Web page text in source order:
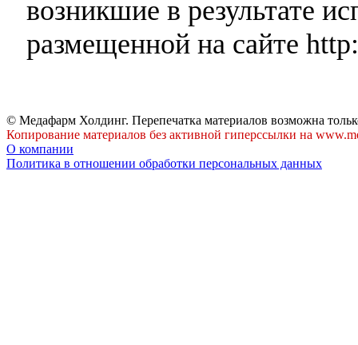
возникшие в результате
размещенной на сайте
© Медафарм Холдинг. Перепечатка материалов возможна
Копирование материалов без активной гиперссылки на
О компании
Политика в отношении обработки персональных данных